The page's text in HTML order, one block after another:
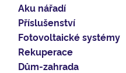
Aku nářadí
Příslušenství
Fotovoltaické systémy
Rekuperace
Dům-zahrada